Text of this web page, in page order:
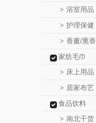
> 浴室用品
> 护理保健
> 香薰/熏香
家纺毛巾
> 床上用品
> 居家布艺
食品饮料
> 南北干货